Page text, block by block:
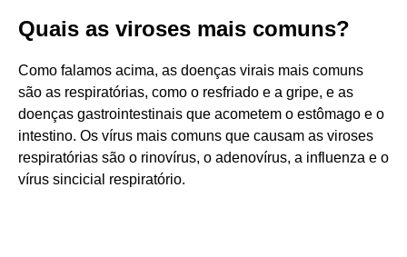
Quais as viroses mais comuns?
Como falamos acima, as doenças virais mais comuns
são as respiratórias, como o resfriado e a gripe, e as
doenças gastrointestinais que acometem o estômago e o
intestino. Os vírus mais comuns que causam as viroses
respiratórias são o rinovírus, o adenovírus, a influenza e o
vírus sincicial respiratório.